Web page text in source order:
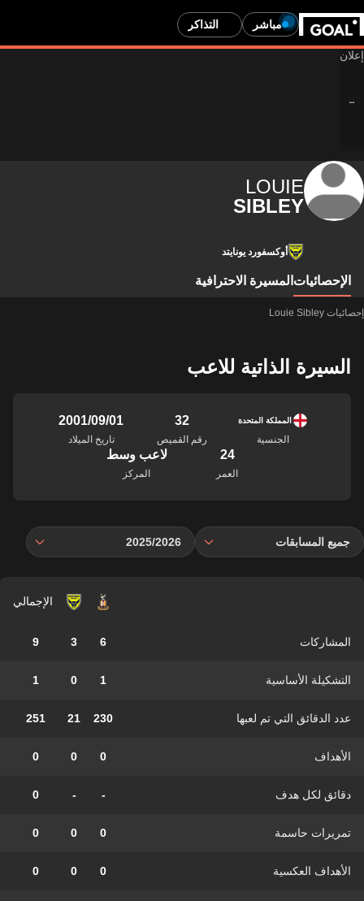
مباشر التذاكر
LOUIE
SIBLEY
أوكسفورد يونايتد
الإحصائيات المسيرة الاحترافية
إحصائيات Louie Sibley
السيرة الذاتية للاعب
المملكة المتحدة
الجنسية
32
رقم القميص
01‏/09‏/2001
تاريخ الميلاد
24
العمر
لاعب وسط
المركز
جميع المسابقات 2025/2026
الإجمالي
المشاركات 6
3
9
التشكيلة الأساسية 1
0
1
عدد الدقائق التي تم لعبها 230
21
251
الأهداف 0
0
0
دقائق لكل هدف -
-
0
تمريرات حاسمة 0
0
0
الأهداف العكسية 0
0
0